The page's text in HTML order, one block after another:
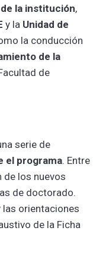
la institución,
y la Unidad de
la conducción
de la
de
serie de
el programa. Entre
de los nuevos
de doctorado.
las orientaciones
de la Ficha